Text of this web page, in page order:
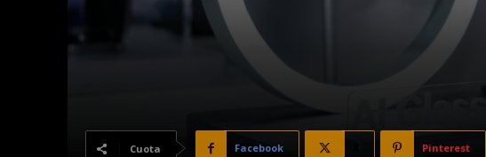
Cuota Facebook Pinterest